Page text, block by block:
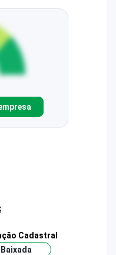
Cadastral
Baixada